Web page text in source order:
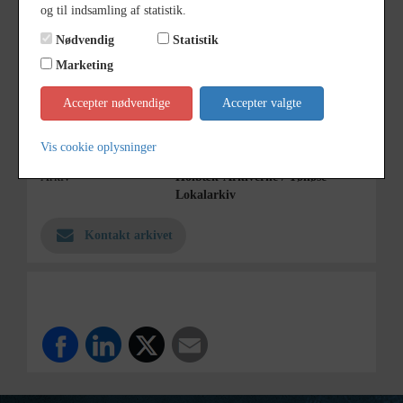
&
Knud Nielsen, Kildegården i St.
Dateringsnote
Fotograf
Arkiv
Holbæk-Arkiverne / Tølløse
Lokalarkiv
Kontakt arkivet
og til indsamling af statistik.
Nødvendig
Statistik
Marketing
Accepter nødvendige Accepter valgte
Vis cookie oplysninger